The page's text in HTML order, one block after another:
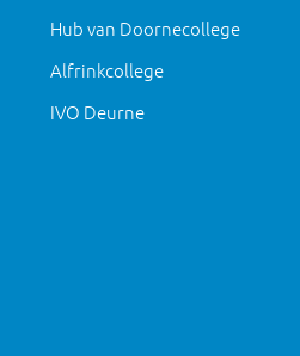
Hub van Doornecollege
Alfrinkcollege
IVO Deurne